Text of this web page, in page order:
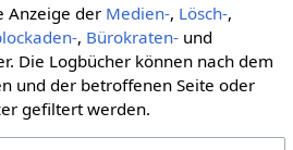
Anzeige der Medien-, Lösch-,
, Bürokraten-und
Die Logbücher können nach dem
und der betroffenen Seite oder
gefiltert werden.